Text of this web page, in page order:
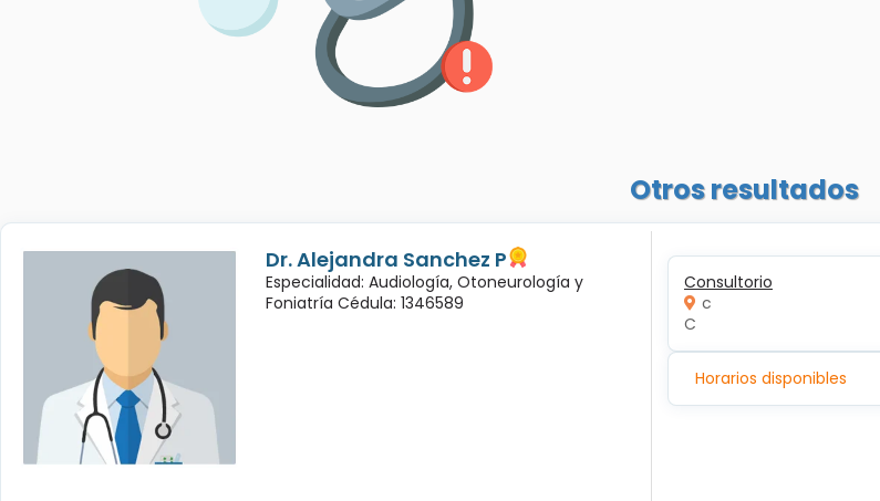
Otros resultados
Dr. Alejandra Sanchez P
Especialidad: Audiología, Otoneurología y
Foniatría Cédula: 1346589
Consultorio
c
C
Horarios disponibles